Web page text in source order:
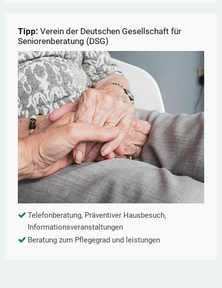
Tipp: Verein der Deutschen Gesellschaft für
Seniorenberatung (DSG)
Telefonberatung, Präventiver Hausbesuch,
Informationsveranstaltungen
Beratung zum Pflegegrad und leistungen